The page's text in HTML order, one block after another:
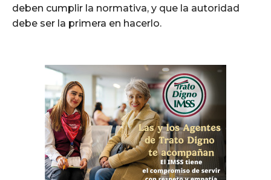
deben cumplir la normativa, y que la autoridad
debe ser la primera en hacerlo.